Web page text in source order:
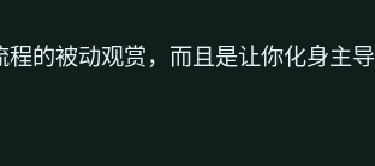
的被动观赏，而且是让你化身主导